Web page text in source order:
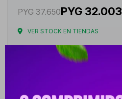
PYG 37.650PYG 32.003
VER STOCK EN TIENDAS